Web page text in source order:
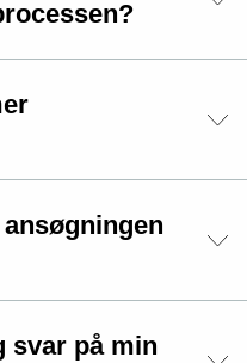
svar på min